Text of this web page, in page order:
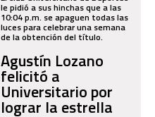
le pidió a sus hinchas que a las
10:04 p.m. se apaguen todas las
luces para celebrar una semana
de la obtención del título.
Agustín Lozano
felicitó a
Universitario por
lograr la estrella